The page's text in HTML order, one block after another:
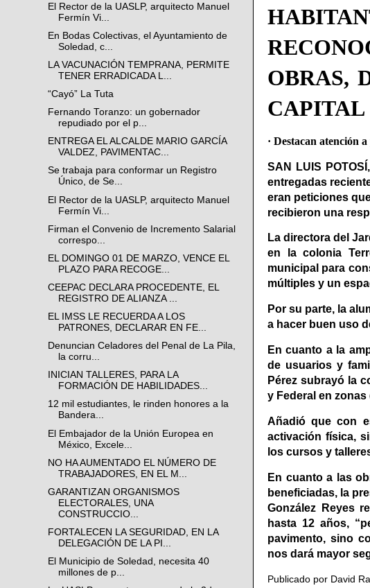
OBRAS,
CAPITAL
· Destacan atención
SAN LUIS
entregadas
eran peticiones
recibieron una
La directora del
en la colonia
municipal para
múltiples y un
Por su parte, la
a hacer buen uso
En cuanto a la
de usuarios y
Pérez subrayó la
y Federal en
Añadió que con
activación física,
los cursos y
En cuanto a las
beneficiadas, la
González Reyes
hasta 12 años,
pavimento, sino
nos dará mayor
Publicado por David
El Rector de la UASLP, arquitecto Manuel
Fermín Vi...
En Bodas Colectivas, el Ayuntamiento de
Soledad, c...
LA VACUNACIÓN TEMPRANA, PERMITE
TENER ERRADICADA L...
“Cayó” La Tuta
Fernando Toranzo: un gobernador
repudiado por el p...
ENTREGA EL ALCALDE MARIO GARCÍA
VALDEZ, PAVIMENTAC...
Se trabaja para conformar un Registro
Único, de Se...
El Rector de la UASLP, arquitecto Manuel
Fermín Vi...
Firman el Convenio de Incremento Salarial
correspo...
EL DOMINGO 01 DE MARZO, VENCE EL
PLAZO PARA RECOGE...
CEEPAC DECLARA PROCEDENTE, EL
REGISTRO DE ALIANZA ...
EL IMSS LE RECUERDA A LOS
PATRONES, DECLARAR EN FE...
Denuncian Celadores del Penal de La Pila,
la corru...
INICIAN TALLERES, PARA LA
FORMACIÓN DE HABILIDADES...
12 mil estudiantes, le rinden honores a la
Bandera...
El Embajador de la Unión Europea en
México, Excele...
NO HA AUMENTADO EL NÚMERO DE
TRABAJADORES, EN EL M...
GARANTIZAN ORGANISMOS
ELECTORALES, UNA
CONSTRUCCIO...
FORTALECEN LA SEGURIDAD, EN LA
DELEGACIÓN DE LA PI...
El Municipio de Soledad, necesita 40
millones de p...